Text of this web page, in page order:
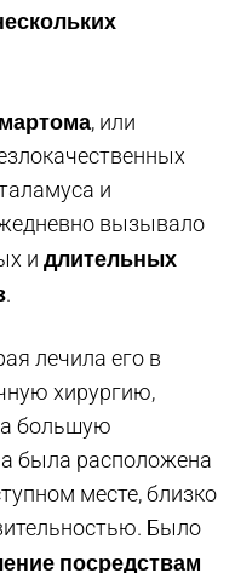
, или
и
вызывало
и длительных
.
лечила его в
хирургию,
большую
была расположена
месте, близко
Было
посредствам